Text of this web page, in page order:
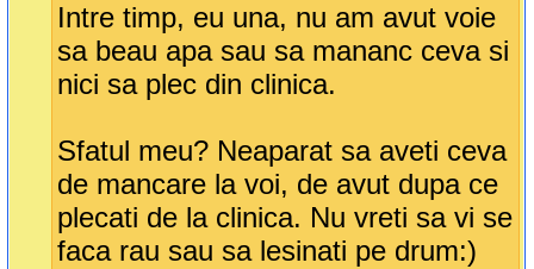
Intre timp, eu una, nu am avut voie
sa beau apa sau sa mananc ceva si
nici sa plec din clinica.
Sfatul meu? Neaparat sa aveti ceva
de mancare la voi, de avut dupa ce
plecati de la clinica. Nu vreti sa vi se
faca rau sau sa lesinati pe drum:)